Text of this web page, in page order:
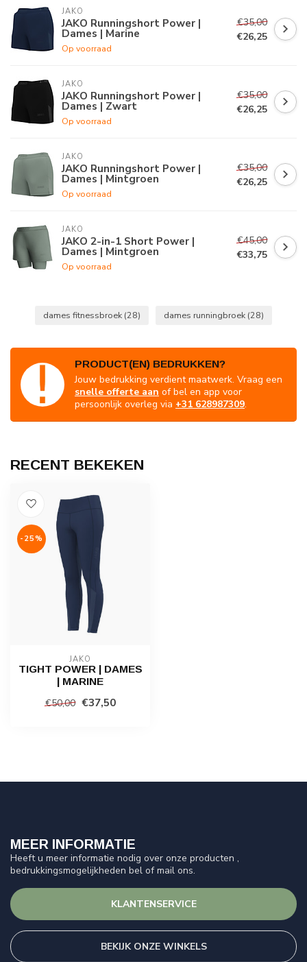
JAKO
JAKO Runningshort Power |
Dames | Marine
Op voorraad
€35,00
€26,25
JAKO
JAKO Runningshort Power |
Dames | Zwart
Op voorraad
€35,00
€26,25
JAKO
JAKO Runningshort Power |
Dames | Mintgroen
Op voorraad
€35,00
€26,25
JAKO
JAKO 2-in-1 Short Power |
Dames | Mintgroen
Op voorraad
€45,00
€33,75
dames fitnessbroek (28) dames runningbroek (28)
PRODUCT(EN) BEDRUKKEN?
Jouw bedrukking verdient maatwerk. Vraag een
snelle offerte aan of bel en app voor
persoonlijk overleg via +31 628987309.
RECENT BEKEKEN
-25%
JAKO
TIGHT POWER | DAMES
| MARINE
€50,00 €37,50
MEER INFORMATIE
Heeft u meer informatie nodig over onze producten ,
bedrukkingsmogelijkheden bel of mail ons.
KLANTENSERVICE
BEKIJK ONZE WINKELS